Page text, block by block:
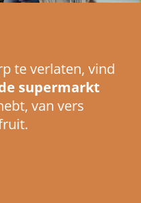
te verlaten, vind
supermarkt
van vers